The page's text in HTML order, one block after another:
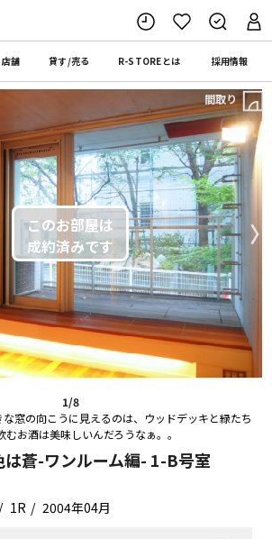
店舗 貸す/売る R-STOREとは 採用情報
1/8
な窓の向こうに見えるのは、ウッドデッキと緑たち
むお酒は美味しいんだろうなぁ。。
〉
間取り
は蒼-ワンルーム編- 1-B号室
1R 2004年04月